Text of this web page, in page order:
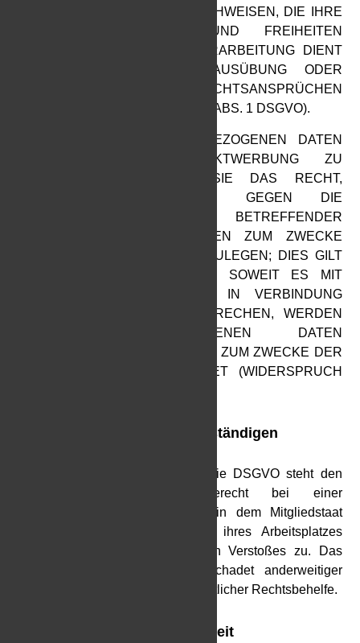
FÜR DIE VERARBEITUNG NACHWEISEN, DIE IHRE
INTERESSEN, RECHTE UND FREIHEITEN
ÜBERWIEGEN ODER DIE VERARBEITUNG DIENT
DER GELTENDMACHUNG, AUSÜBUNG ODER
VERTEIDIGUNG VON RECHTSANSPRÜCHEN
(WIDERSPRUCH NACH ART. 21 ABS. 1 DSGVO).
WERDEN IHRE PERSONENBEZOGENEN DATEN
VERARBEITET, UM DIREKTWERBUNG ZU
BETREIBEN, SO HABEN SIE DAS RECHT,
JEDERZEIT WIDERSPRUCH GEGEN DIE
VERARBEITUNG SIE BETREFFENDER
PERSONENBEZOGENER DATEN ZUM ZWECKE
DERARTIGER WERBUNG EINZULEGEN; DIES GILT
AUCH FÜR DAS PROFILING, SOWEIT ES MIT
SOLCHER DIREKTWERBUNG IN VERBINDUNG
STEHT. WENN SIE WIDERSPRECHEN, WERDEN
IHRE PERSONENBEZOGENEN DATEN
ANSCHLIESSEND NICHT MEHR ZUM ZWECKE DER
DIREKTWERBUNG VERWENDET (WIDERSPRUCH
Beschwerderecht bei der zuständigen
Im Falle von Verstößen gegen die DSGVO steht den
Betroffenen ein Beschwerderecht bei einer
Aufsichtsbehörde, insbesondere in dem Mitgliedstaat
ihres gewöhnlichen Aufenthalts, ihres Arbeitsplatzes
oder des Orts des mutmaßlichen Verstoßes zu. Das
Beschwerderecht besteht unbeschadet anderweitiger
verwaltungsrechtlicher oder gerichtlicher Rechtsbehelfe.
Recht auf Datenübertragbarkeit